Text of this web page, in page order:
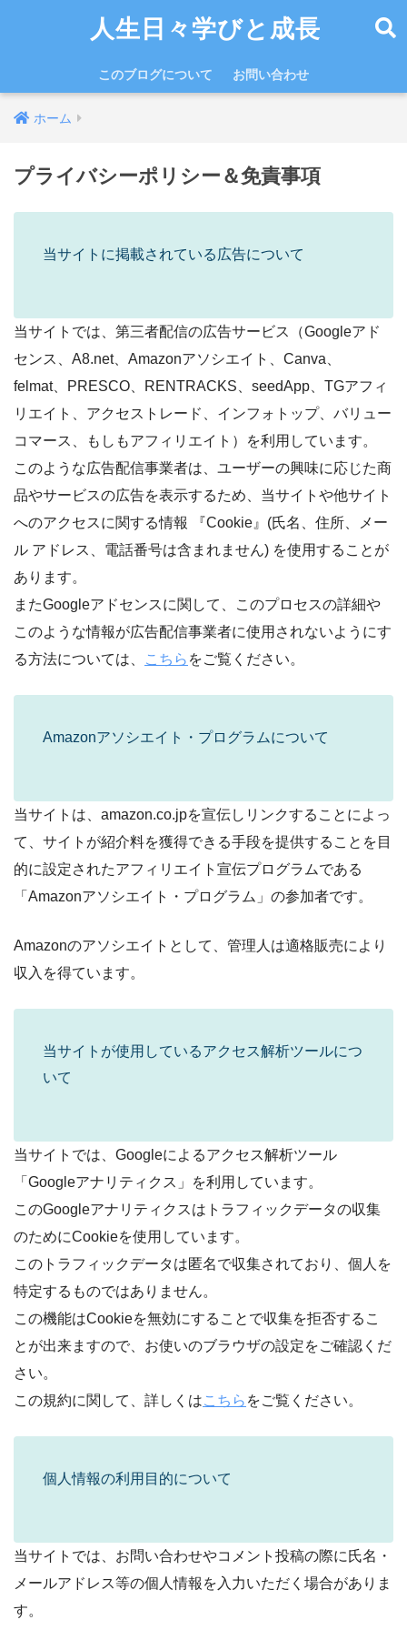
人生日々学びと成長
このブログについて お問い合わせ
ホーム
プライバシーポリシー＆免責事項
当サイトに掲載されている広告について
当サイトでは、第三者配信の広告サービス（Googleアド
センス、A8.net、Amazonアソシエイト、Canva、
felmat、PRESCO、RENTRACKS、seedApp、TGアフィ
リエイト、アクセストレード、インフォトップ、バリュー
コマース、もしもアフィリエイト）を利用しています。
このような広告配信事業者は、ユーザーの興味に応じた商
品やサービスの広告を表示するため、当サイトや他サイト
へのアクセスに関する情報 『Cookie』(氏名、住所、メー
ル アドレス、電話番号は含まれません) を使用することが
あります。
またGoogleアドセンスに関して、このプロセスの詳細や
このような情報が広告配信事業者に使用されないようにす
る方法については、
こちら をご覧ください。
Amazonアソシエイト・プログラムについて
当サイトは、amazon.co.jpを宣伝しリンクすることによっ
て、サイトが紹介料を獲得できる手段を提供することを目
的に設定されたアフィリエイト宣伝プログラムである
「Amazonアソシエイト・プログラム」の参加者です。
Amazonのアソシエイトとして、管理人は適格販売により
収入を得ています。
当サイトが使用しているアクセス解析ツールにつ
いて
当サイトでは、Googleによるアクセス解析ツール
「Googleアナリティクス」を利用しています。
このGoogleアナリティクスはトラフィックデータの収集
のためにCookieを使用しています。
このトラフィックデータは匿名で収集されており、個人を
特定するものではありません。
この機能はCookieを無効にすることで収集を拒否するこ
とが出来ますので、お使いのブラウザの設定をご確認くだ
さい。
この規約に関して、詳しくはこちら をご覧ください。
個人情報の利用目的について
当サイトでは、お問い合わせやコメント投稿の際に氏名・
メールアドレス等の個人情報を入力いただく場合がありま
す。